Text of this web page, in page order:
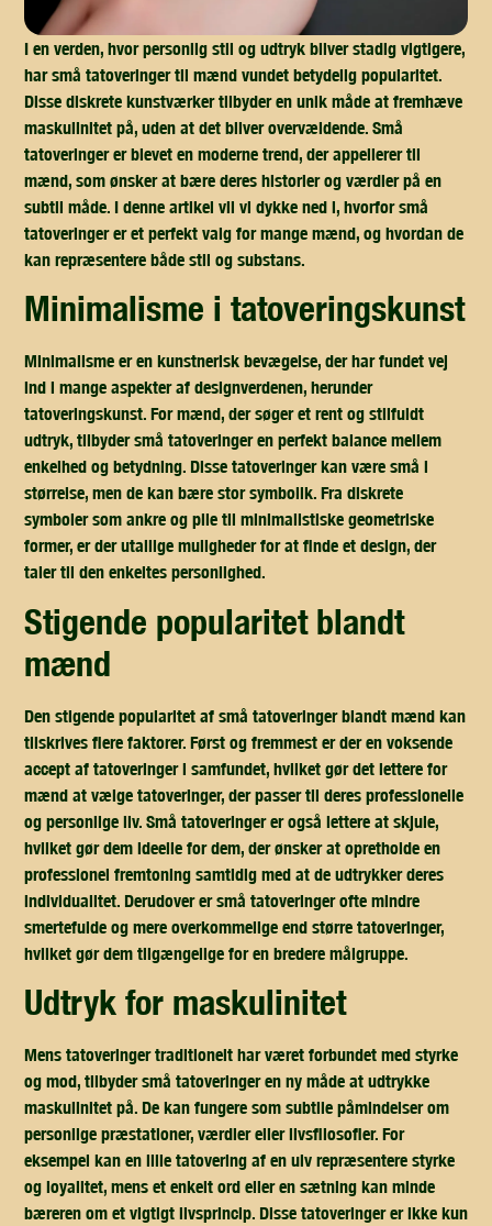
I en verden, hvor personlig stil og udtryk bliver stadig vigtigere,
har små tatoveringer til mænd vundet betydelig popularitet.
Disse diskrete kunstværker tilbyder en unik måde at fremhæve
maskulinitet på, uden at det bliver overvældende. Små
tatoveringer er blevet en moderne trend, der appellerer til
mænd, som ønsker at bære deres historier og værdier på en
subtil måde. I denne artikel vil vi dykke ned i, hvorfor små
tatoveringer er et perfekt valg for mange mænd, og hvordan de
kan repræsentere både stil og substans.
minimalisme i tatoveringskunst
Minimalisme er en kunstnerisk bevægelse, der har fundet vej
ind i mange aspekter af designverdenen, herunder
tatoveringskunst. For mænd, der søger et rent og stilfuldt
udtryk, tilbyder små tatoveringer en perfekt balance mellem
enkelhed og betydning. Disse tatoveringer kan være små i
størrelse, men de kan bære stor symbolik. Fra diskrete
symboler som ankre og pile til minimalistiske geometriske
former, er der utallige muligheder for at finde et design, der
taler til den enkeltes personlighed.
stigende popularitet blandt
mænd
Den stigende popularitet af små tatoveringer blandt mænd kan
tilskrives flere faktorer. Først og fremmest er der en voksende
accept af tatoveringer i samfundet, hvilket gør det lettere for
mænd at vælge tatoveringer, der passer til deres professionelle
og personlige liv. Små tatoveringer er også lettere at skjule,
hvilket gør dem ideelle for dem, der ønsker at opretholde en
professionel fremtoning samtidig med at de udtrykker deres
individualitet. Derudover er små tatoveringer ofte mindre
smertefulde og mere overkommelige end større tatoveringer,
hvilket gør dem tilgængelige for en bredere målgruppe.
udtryk for maskulinitet
Mens tatoveringer traditionelt har været forbundet med styrke
og mod, tilbyder små tatoveringer en ny måde at udtrykke
maskulinitet på. De kan fungere som subtile påmindelser om
personlige præstationer, værdier eller livsfilosofier. For
eksempel kan en lille tatovering af en ulv repræsentere styrke
og loyalitet, mens et enkelt ord eller en sætning kan minde
bæreren om et vigtigt livsprincip. Disse tatoveringer er ikke kun